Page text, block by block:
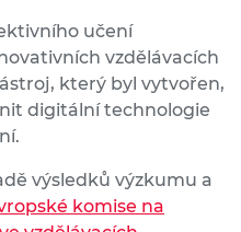
učení
vzdělávacích
který byl vytvořen,
digitální technologie
výsledků výzkumu a
komise na